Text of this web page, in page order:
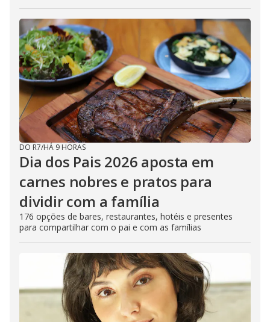
DO R7/HÁ 9 HORAS
Dia dos Pais 2026 aposta em
carnes nobres e pratos para
dividir com a família
176 opções de bares, restaurantes, hotéis e presentes
para compartilhar com o pai e com as famílias